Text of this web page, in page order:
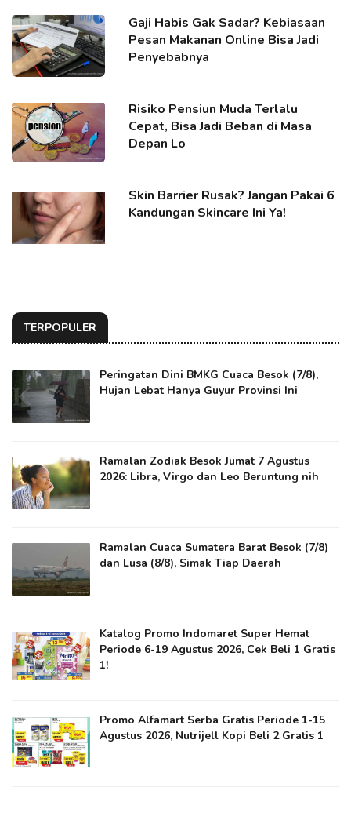
Gaji Habis Gak Sadar? Kebiasaan
Pesan Makanan Online Bisa Jadi
Penyebabnya
Risiko Pensiun Muda Terlalu
Cepat, Bisa Jadi Beban di Masa
Depan Lo
Skin Barrier Rusak? Jangan Pakai 6
Kandungan Skincare Ini Ya!
TERPOPULER
Peringatan Dini BMKG Cuaca Besok (7/8),
Hujan Lebat Hanya Guyur Provinsi Ini
Ramalan Zodiak Besok Jumat 7 Agustus
2026: Libra, Virgo dan Leo Beruntung nih
Ramalan Cuaca Sumatera Barat Besok (7/8)
dan Lusa (8/8), Simak Tiap Daerah
Katalog Promo Indomaret Super Hemat
Periode 6-19 Agustus 2026, Cek Beli 1 Gratis
1!
Promo Alfamart Serba Gratis Periode 1-15
Agustus 2026, Nutrijell Kopi Beli 2 Gratis 1